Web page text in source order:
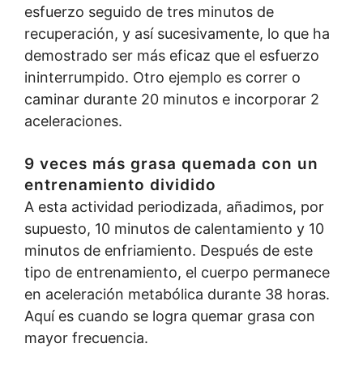
esfuerzo seguido de tres minutos de
recuperación, y así sucesivamente, lo que ha
demostrado ser más eficaz que el esfuerzo
ininterrumpido. Otro ejemplo es correr o
caminar durante 20 minutos e incorporar 2
aceleraciones.
9 veces más grasa quemada con un
entrenamiento dividido
A esta actividad periodizada, añadimos, por
supuesto, 10 minutos de calentamiento y 10
minutos de enfriamiento. Después de este
tipo de entrenamiento, el cuerpo permanece
en aceleración metabólica durante 38 horas.
Aquí es cuando se logra quemar grasa con
mayor frecuencia.